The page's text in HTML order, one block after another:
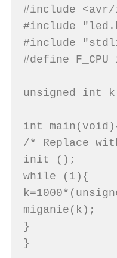
#include
#include
#include
#define F_CPU
unsigned int
int
/* Replace
init ();
while (1){
miganie(k);
}
}